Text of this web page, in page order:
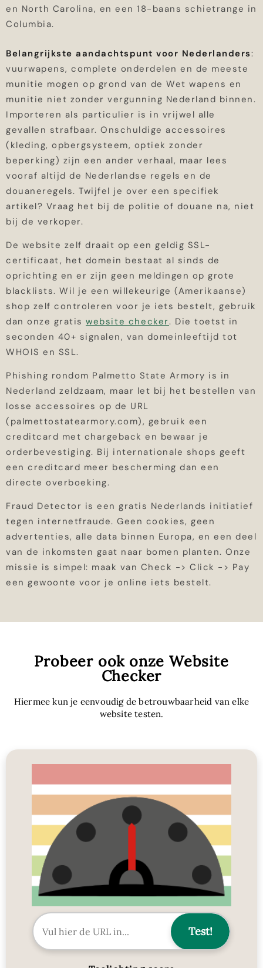
en North Carolina, en een 18-baans schietrange in
Columbia.
Belangrijkste aandachtspunt voor Nederlanders:
vuurwapens, complete onderdelen en de meeste
munitie mogen op grond van de Wet wapens en
munitie niet zonder vergunning Nederland binnen.
Importeren als particulier is in vrijwel alle
gevallen strafbaar. Onschuldige accessoires
(kleding, opbergsysteem, optiek zonder
beperking) zijn een ander verhaal, maar lees
vooraf altijd de Nederlandse regels en de
douaneregels. Twijfel je over een specifiek
artikel? Vraag het bij de politie of douane na, niet
bij de verkoper.
De website zelf draait op een geldig SSL-
certificaat, het domein bestaat al sinds de
oprichting en er zijn geen meldingen op grote
blacklists. Wil je een willekeurige (Amerikaanse)
shop zelf controleren voor je iets bestelt, gebruik
dan onze gratis website checker. Die toetst in
seconden 40+ signalen, van domeinleeftijd tot
WHOIS en SSL.
Phishing rondom Palmetto State Armory is in
Nederland zeldzaam, maar let bij het bestellen van
losse accessoires op de URL
(palmettostatearmory.com), gebruik een
creditcard met chargeback en bewaar je
orderbevestiging. Bij internationale shops geeft
een creditcard meer bescherming dan een
directe overboeking.
Fraud Detector is een gratis Nederlands initiatief
tegen internetfraude. Geen cookies, geen
advertenties, alle data binnen Europa, en een deel
van de inkomsten gaat naar bomen planten. Onze
missie is simpel: maak van Check -> Click -> Pay
een gewoonte voor je online iets bestelt.
Probeer ook onze Website
Checker
Hiermee kun je eenvoudig de betrouwbaarheid van elke
website testen.